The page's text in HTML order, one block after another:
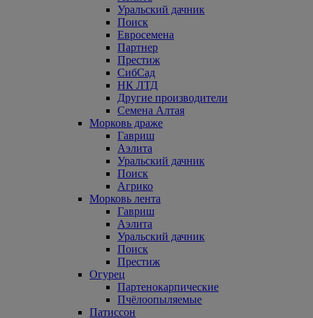
Уральский дачник
Поиск
Евросемена
Партнер
Престиж
СибСад
НК ЛТД
Другие производители
Семена Алтая
Морковь драже
Гавриш
Аэлита
Уральский дачник
Поиск
Агрико
Морковь лента
Гавриш
Аэлита
Уральский дачник
Поиск
Престиж
Огурец
Партенокарпические
Пчёлоопыляемые
Патиссон